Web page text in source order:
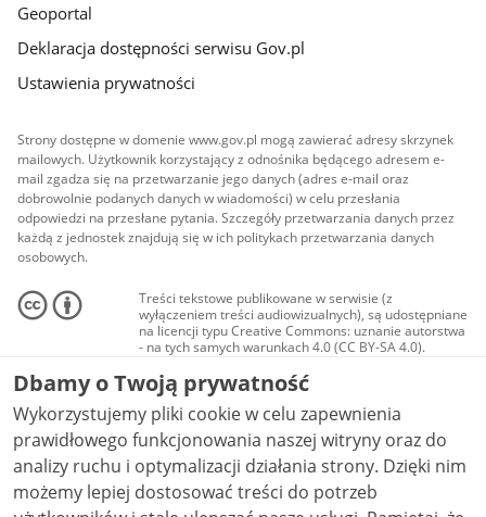
Geoportal
Deklaracja dostępności serwisu Gov.pl
Ustawienia prywatności
Strony dostępne w domenie www.gov.pl mogą zawierać adresy skrzynek
mailowych. Użytkownik korzystający z odnośnika będącego adresem e-
mail zgadza się na przetwarzanie jego danych (adres e-mail oraz
dobrowolnie podanych danych w wiadomości) w celu przesłania
odpowiedzi na przesłane pytania. Szczegóły przetwarzania danych przez
każdą z jednostek znajdują się w ich politykach przetwarzania danych
osobowych.
Treści tekstowe publikowane w serwisie (z
wyłączeniem treści audiowizualnych), są udostępniane
na licencji typu Creative Commons: uznanie autorstwa
- na tych samych warunkach 4.0 (CC BY-SA 4.0).
Materiały audiowizualne, w tym zdjęcia, materiały
audio i wideo, są udostępniane na licencji typu
Creative Commons: uznanie autorstwa użycie
niekomercyjne - bez utworów zależnych 4.0 (CC BY-
NC-ND 4.0), o ile nie jest to stwierdzone inaczej.
Dbamy o Twoją prywatność
Wykorzystujemy pliki cookie w celu zapewnienia
prawidłowego funkcjonowania naszej witryny oraz do
analizy ruchu i optymalizacji działania strony. Dzięki nim
możemy lepiej dostosować treści do potrzeb